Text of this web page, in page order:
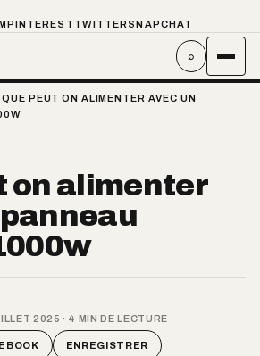
PINTEREST TWITTER SNAPCHAT
⌕
QUE PEUT ON ALIMENTER AVEC UN
on alimenter
2025 · 4 MIN DE LECTURE
ENREGISTRER